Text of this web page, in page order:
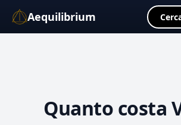
Aequilibrium
Quanto costa